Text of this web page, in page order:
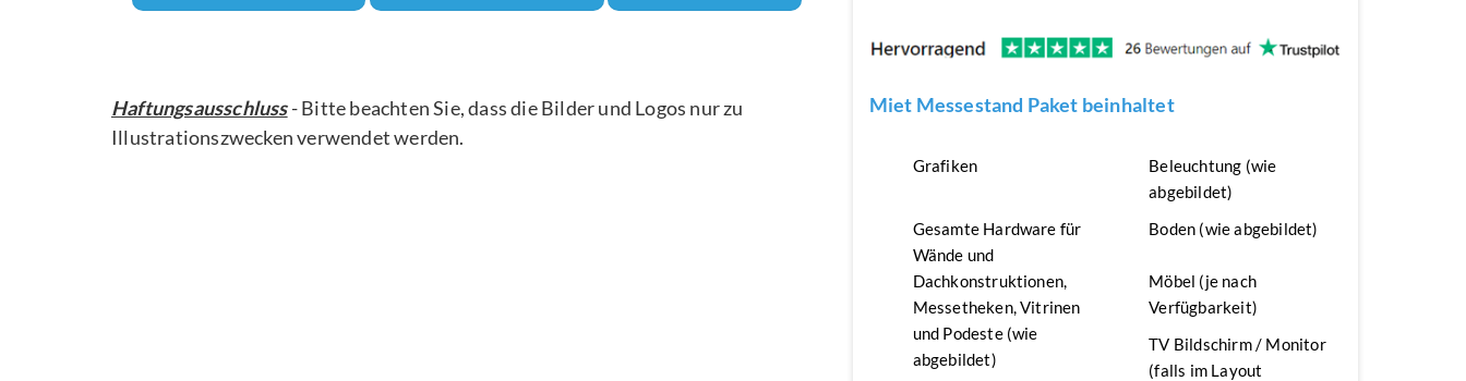
Haftungsausschluss- Bitte beachten Sie, dass die Bilder und Logos nur zu
Illustrationszwecken verwendet werden.
Miet Messestand Paket beinhaltet
Grafiken
Beleuchtung (wie
abgebildet)
Gesamte Hardware für
Wände und
Dachkonstruktionen,
Messetheken, Vitrinen
und Podeste (wie
abgebildet)
Boden (wie abgebildet)
Möbel (je nach
Verfügbarkeit)
TV Bildschirm / Monitor
(falls im Layout